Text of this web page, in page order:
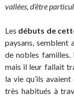
vallées, d’être
Les débuts de
paysans, semblent
de nobles familles.
mais il leur fallait
la vie qu’ils
très habitués à